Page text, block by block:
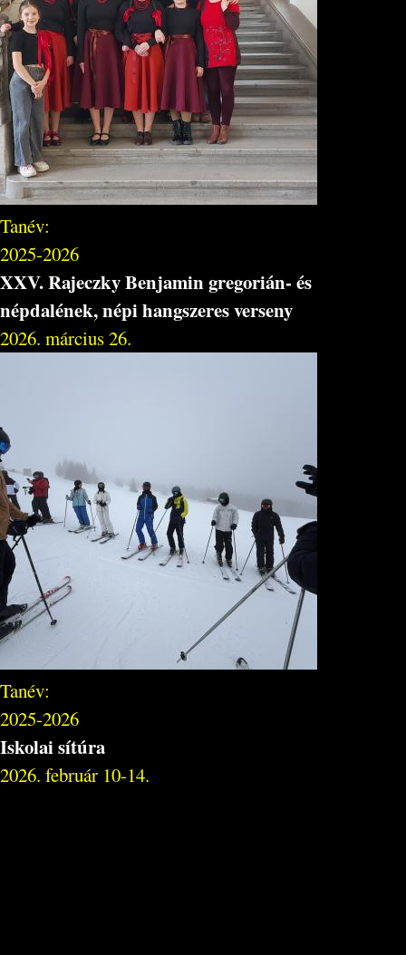
Tanév:
2025-2026
XXV. Rajeczky Benjamin gregorián- és
népdalének, népi hangszeres verseny
2026. március 26.
Tanév:
2025-2026
Iskolai sítúra
2026. február 10-14.